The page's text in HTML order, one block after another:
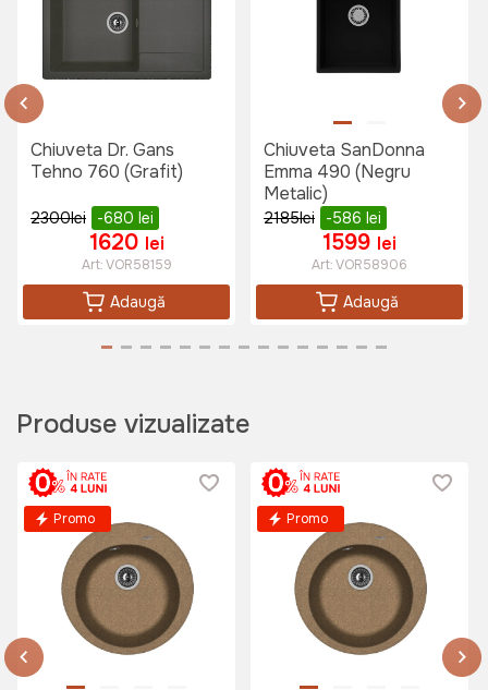
650 lei
Baterie bucatarie SanDonna SOLO
(Bej)
Art:VOR58820
650 lei
VOR58336
1495 lei
1120 lei
Baterie bucatarie Sandonna ANDRA
Bej
Art:
Chiuveta Dr. Gans
Tehno 760 (Grafit)
2300lei -680 lei
1620 lei
Art:VOR58159
Adaugă
Chiuveta SanDonna
Emma 490 (Negru
Metalic)
2185lei -586 lei
1599 lei
Art:VOR58906
Adaugă
Produse vizualizate
Promo Promo